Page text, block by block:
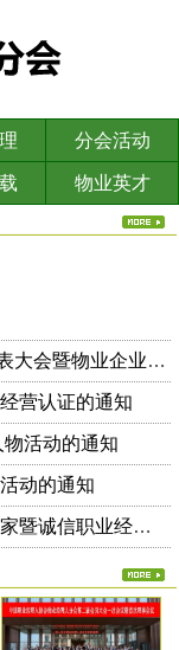
分会活动
物业英才
中职协物业经理人分会二届四次会员代表大会暨物业企业依法合规诚信经营主题研讨会的通知
营认证的通知
活动的通知
动的通知
关于开展2024年全国物业诚信百强企业家暨诚信职业经理人的通知